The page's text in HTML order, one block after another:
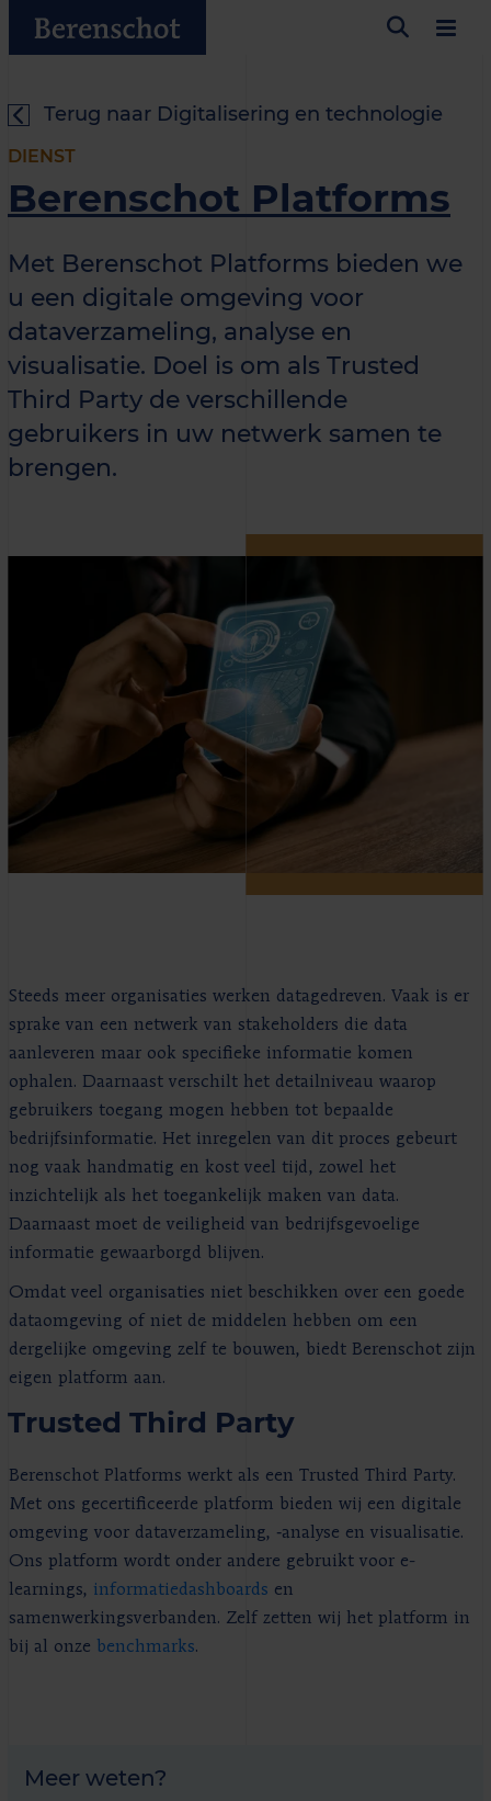
Terug naar Digitalisering en technologie
DIENST
Berenschot Platforms
Met Berenschot Platforms bieden we
u een digitale omgeving voor
dataverzameling, analyse en
visualisatie. Doel is om als Trusted
Third Party de verschillende
gebruikers in uw netwerk samen te
brengen.
Steeds meer organisaties werken datagedreven. Vaak is er
sprake van een netwerk van stakeholders die data
aanleveren maar ook specifieke informatie komen
ophalen. Daarnaast verschilt het detailniveau waarop
gebruikers toegang mogen hebben tot bepaalde
bedrijfsinformatie. Het inregelen van dit proces gebeurt
nog vaak handmatig en kost veel tijd, zowel het
inzichtelijk als het toegankelijk maken van data.
Daarnaast moet de veiligheid van bedrijfsgevoelige
informatie gewaarborgd blijven.
Omdat veel organisaties niet beschikken over een goede
dataomgeving of niet de middelen hebben om een
dergelijke omgeving zelf te bouwen, biedt Berenschot zijn
eigen platform aan.
Trusted Third Party
Berenschot Platforms werkt als een Trusted Third Party.
Met ons gecertificeerde platform bieden wij een digitale
omgeving voor dataverzameling, ‑analyse en visualisatie.
Ons platform wordt onder andere gebruikt voor e-
learnings, informatiedashboards en
samenwerkingsverbanden. Zelf zetten wij het platform in
bij al onze benchmarks.
Meer weten?